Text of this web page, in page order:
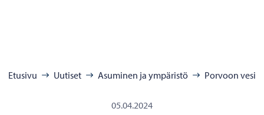
Etusivu Uutiset Asuminen ja ympäristö Porvoon vesi
05.04.2024